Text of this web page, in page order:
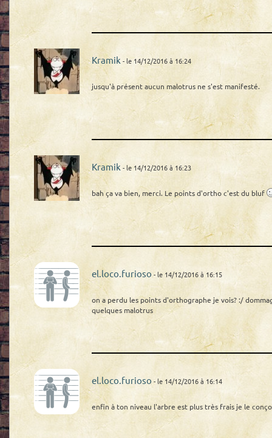
Kramik - le 14/12/2016 à 16:24
jusqu'à présent aucun malotrus ne s'est manifesté.
Kramik - le 14/12/2016 à 16:23
bah ça va bien, merci. Le points d'ortho c'est du bluf
el.loco.furioso - le 14/12/2016 à 16:15
on a perdu les points d'orthographe je vois? :/
quelques malotrus
el.loco.furioso - le 14/12/2016 à 16:14
enfin à ton niveau l'arbre est plus très frais je le